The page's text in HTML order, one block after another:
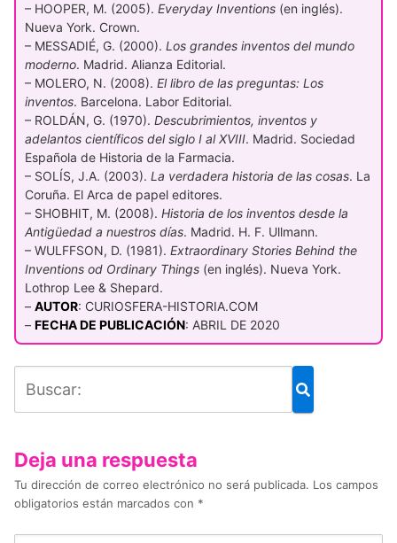
– HOOPER, M. (2005). Everyday Inventions (en inglés).
Nueva York. Crown.
– MESSADIÉ, G. (2000). Los grandes inventos del mundo
moderno. Madrid. Alianza Editorial.
– MOLERO, N. (2008). El libro de las preguntas: Los
inventos. Barcelona. Labor Editorial.
– ROLDÁN, G. (1970). Descubrimientos, inventos y
adelantos científicos del siglo I al XVIII. Madrid. Sociedad
Española de Historia de la Farmacia.
– SOLÍS, J.A. (2003). La verdadera historia de las cosas. La
Coruña. El Arca de papel editores.
– SHOBHIT, M. (2008). Historia de los inventos desde la
Antigüedad a nuestros días. Madrid. H. F. Ullmann.
– WULFFSON, D. (1981). Extraordinary Stories Behind the
Inventions od Ordinary Things (en inglés). Nueva York.
Lothrop Lee & Shepard.
– AUTOR: CURIOSFERA-HISTORIA.COM
– FECHA DE PUBLICACIÓN: ABRIL DE 2020
Deja una respuesta
Tu dirección de correo electrónico no será publicada. Los campos
obligatorios están marcados con *